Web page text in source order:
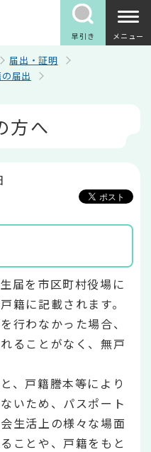
早引き メニュー
届出・証明
届出
方へ
届を市区町村役場に
籍に記載されます。
行わなかった場合、
ることがなく、無戸
、戸籍謄本等により
いため、パスポート
生活上の様々な場面
ことや、戸籍をもと